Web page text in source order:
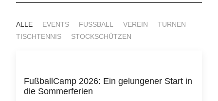
ALLE EVENTS FUSSBALL VEREIN
TURNEN
TISCHTENNIS
STOCKSCHÜTZEN
FußballCamp 2026: Ein gelungener Start in
die Sommerferien